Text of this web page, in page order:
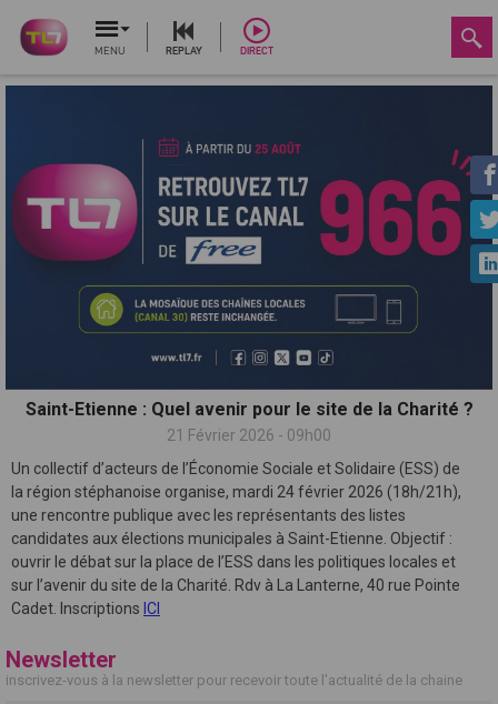
MENU REPLAY DIRECT
Saint-Etienne : Quel avenir pour le site de la Charité ?
21 Février 2026 - 09h00
Un collectif d’acteurs de l’Économie Sociale et Solidaire (ESS) de
la région stéphanoise organise, mardi 24 février 2026 (18h/21h),
une rencontre publique avec les représentants des listes
candidates aux élections municipales à Saint-Etienne. Objectif :
ouvrir le débat sur la place de l’ESS dans les politiques locales et
sur l’avenir du site de la Charité. Rdv à La Lanterne, 40 rue Pointe
Cadet. Inscriptions ICI
Newsletter
inscrivez-vous à la newsletter pour recevoir toute l'actualité de la chaine